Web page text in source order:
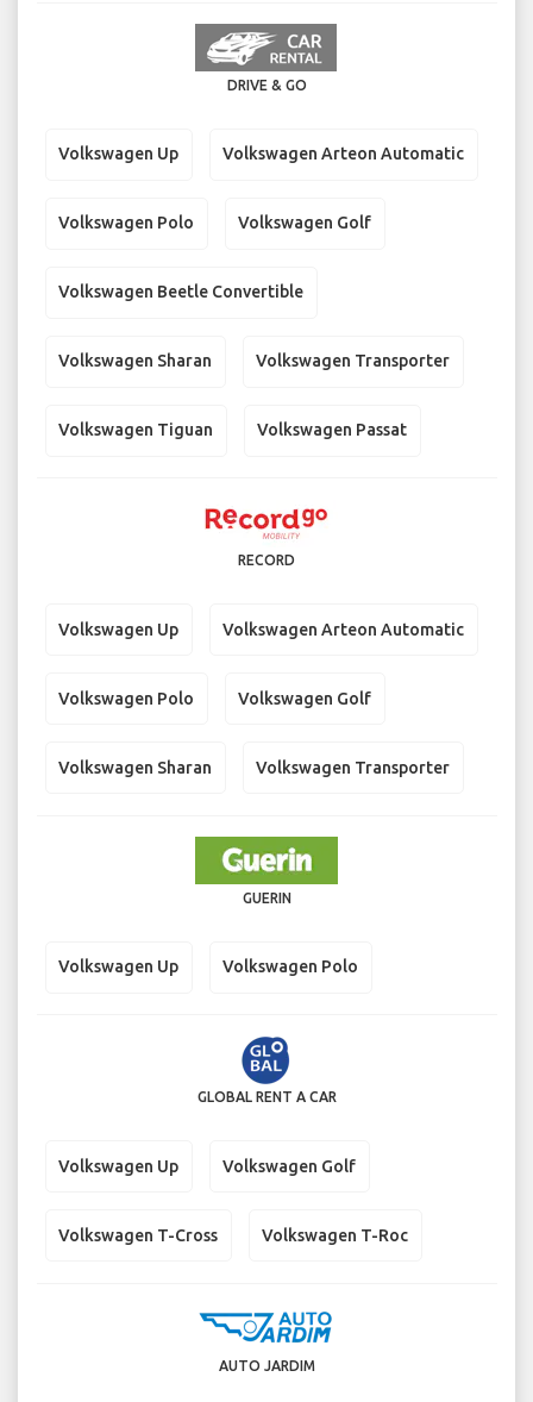
DRIVE & GO
Volkswagen Up Volkswagen Arteon Automatic
Volkswagen Polo Volkswagen Golf
Volkswagen Beetle Convertible
Volkswagen Sharan Volkswagen Transporter
Volkswagen Tiguan Volkswagen Passat
RECORD
Volkswagen Up Volkswagen Arteon Automatic
Volkswagen Polo Volkswagen Golf
Volkswagen Sharan Volkswagen Transporter
GUERIN
Volkswagen Up Volkswagen Polo
GLOBAL RENT A CAR
Volkswagen Up Volkswagen Golf
Volkswagen T-Cross Volkswagen T-Roc
AUTO JARDIM